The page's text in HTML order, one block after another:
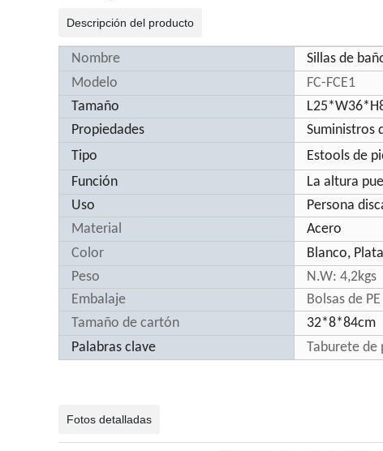
Descripción del producto
Nombre
Sillas de
Modelo
FC-FCE1
Tamaño
Propiedades
Suministros
Tipo
Estools de
Función
La altura
Uso
Persona
Material
Acero
Color
Blanco, Plata
Peso
N.W: 4,2kgs
Embalaje
Bolsas de
Tamaño de cartón
32*8*84cm
Palabras clave
Taburete de
Fotos detalladas